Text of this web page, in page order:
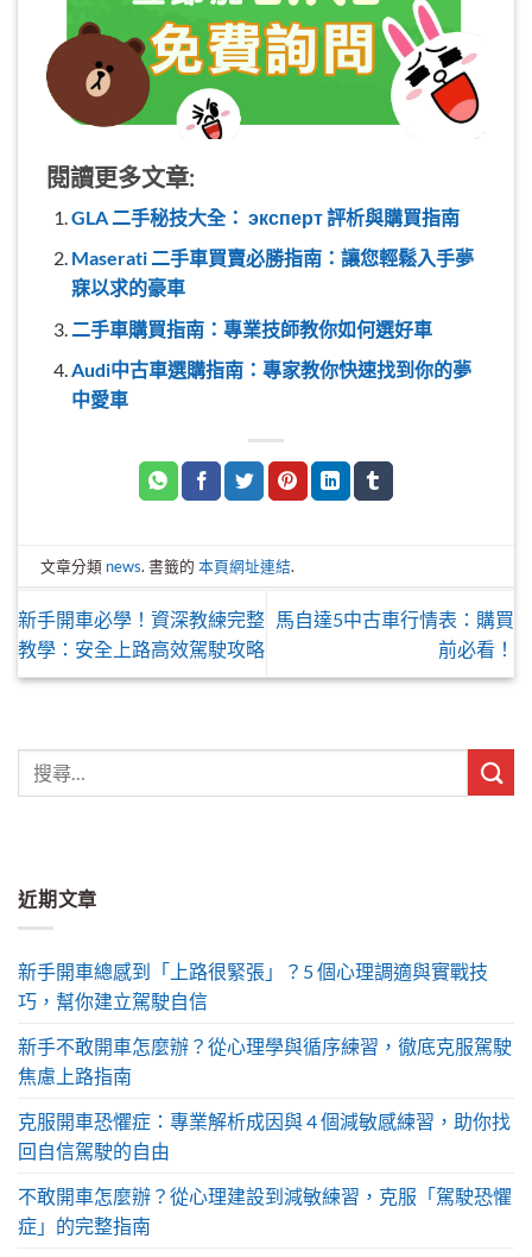
閱讀更多文章:
GLA 二手秘技大全： эксперт 評析與購買指南
Maserati 二手車買賣必勝指南：讓您輕鬆入手夢
寐以求的豪車
二手車購買指南：專業技師教你如何選好車
Audi中古車選購指南：專家教你快速找到你的夢
中愛車
文章分類 news. 書籤的本頁網址連結.
新手開車必學！資深教練完整
教學：安全上路高效駕駛攻略
馬自達5中古車行情表：購買
前必看！
近期文章
新手開車總感到「上路很緊張」？5 個心理調適與實戰技
巧，幫你建立駕駛自信
新手不敢開車怎麼辦？從心理學與循序練習，徹底克服駕駛
焦慮上路指南
克服開車恐懼症：專業解析成因與 4 個減敏感練習，助你找
回自信駕駛的自由
不敢開車怎麼辦？從心理建設到減敏練習，克服「駕駛恐懼
症」的完整指南